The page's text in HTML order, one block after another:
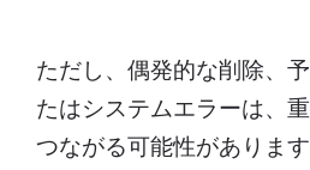
ただし、偶発的な削除、
たはシステムエラーは、
つながる可能性があります